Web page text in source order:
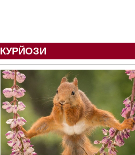
КУРЙОЗИ